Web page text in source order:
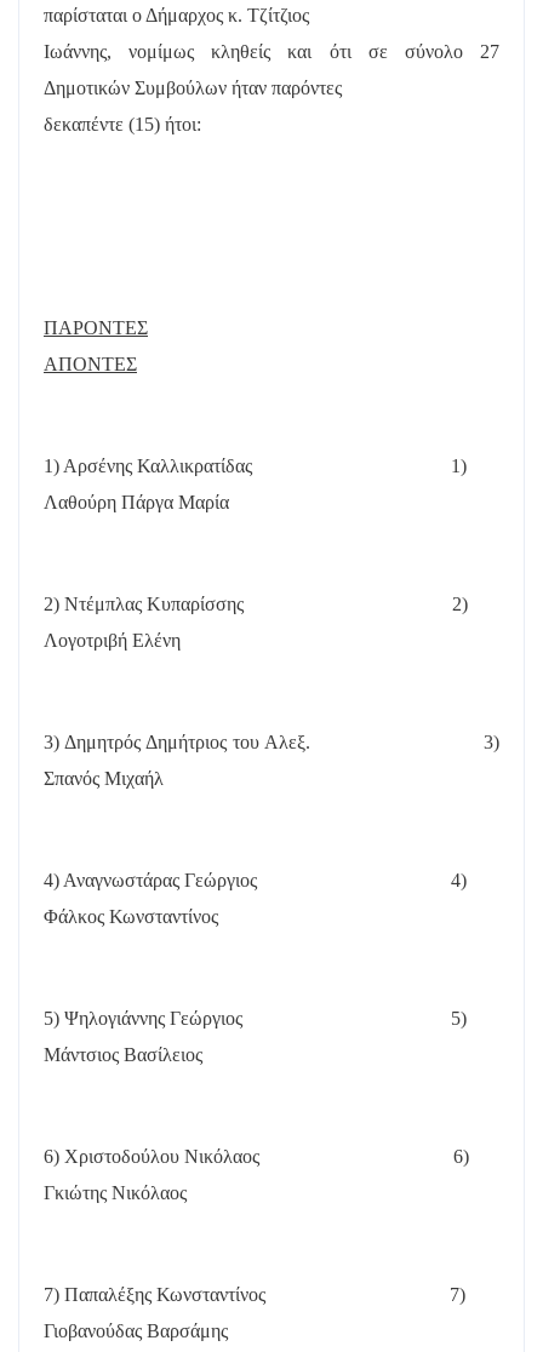
παρίσταται ο Δήμαρχος κ. Τζίτζιος
Ιωάννης, νομίμως κληθείς και ότι σε σύνολο 27
Δημοτικών Συμβούλων ήταν παρόντες
δεκαπέντε (15) ήτοι:
ΠΑΡΟΝΤΕΣ
ΑΠΟΝΤΕΣ
1) Αρσένης Καλλικρατίδας
1)
Λαθούρη Πάργα Μαρία
2) Ντέμπλας Κυπαρίσσης
2)
Λογοτριβή Ελένη
3) Δημητρός Δημήτριος του Αλεξ.
3)
Σπανός Μιχαήλ
4) Αναγνωστάρας Γεώργιος
4)
Φάλκος Κωνσταντίνος
5) Ψηλογιάννης Γεώργιος
5)
Μάντσιος Βασίλειος
6) Χριστοδούλου Νικόλαος
6)
Γκιώτης Νικόλαος
7) Παπαλέξης Κωνσταντίνος
7)
Γιοβανούδας Βαρσάμης